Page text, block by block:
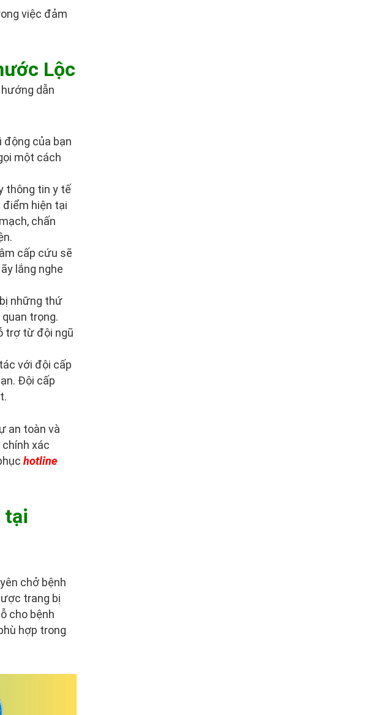
việc đảm
Lộc
dẫn
động của bạn
một cách
thông tin y tế
điểm hiện tại
chấn
cấp cứu sẽ
lắng nghe
những thứ
trọng.
trợ từ đội ngũ
với đội cấp
Đội cấp
an toàn và
xác
hotline
tại
chở bệnh
trang bị
cho bệnh
hợp trong